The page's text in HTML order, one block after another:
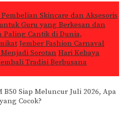
Skincare dan Aksesoris
Guru yang Berkesan dan
Paling Cantik di Dunia,
Jember Fashion Carnaval
Menjadi Sorotan Hari Kebaya
Tradisi Berbusana
B50 Siap Meluncur Juli 2026, Apa
Cocok?